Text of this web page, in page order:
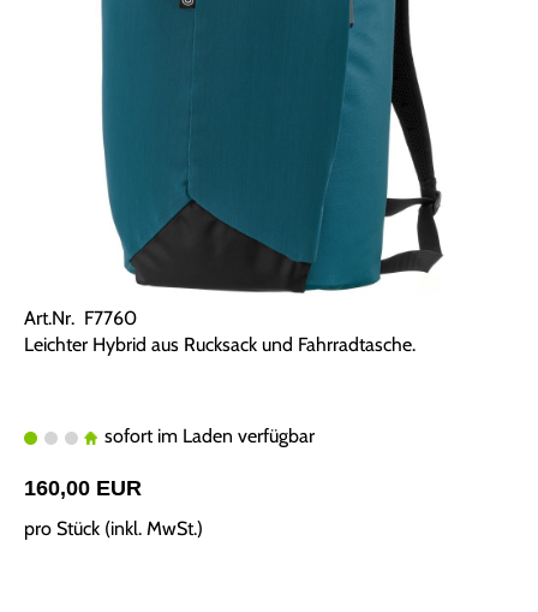
Art.Nr. F7760
Leichter Hybrid aus Rucksack und Fahrradtasche.
sofort im Laden verfügbar
160,00 EUR
pro Stück (inkl. MwSt.)